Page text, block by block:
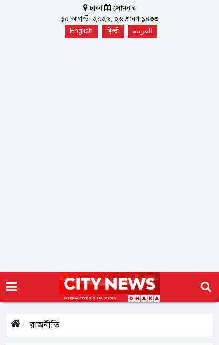
ঢাকা
সোমবার
১০ আগস্ট, ২০২৬, ২৬ শ্রাবণ ১৪৩৩
English हिन्दी العربية
রাজনীতি